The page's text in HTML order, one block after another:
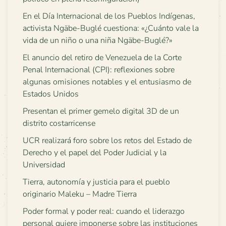
En el Día Internacional de los Pueblos Indígenas,
activista Ngäbe-Buglé cuestiona: «¿Cuánto vale la
vida de un niño o una niña Ngäbe-Buglé?»
El anuncio del retiro de Venezuela de la Corte
Penal Internacional (CPI): reflexiones sobre
algunas omisiones notables y el entusiasmo de
Estados Unidos
Presentan el primer gemelo digital 3D de un
distrito costarricense
UCR realizará foro sobre los retos del Estado de
Derecho y el papel del Poder Judicial y la
Universidad
Tierra, autonomía y justicia para el pueblo
originario Maleku – Madre Tierra
Poder formal y poder real: cuando el liderazgo
personal quiere imponerse sobre las instituciones